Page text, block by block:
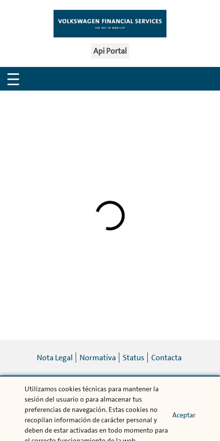
Api Portal
Utilizamos cookies técnicas para mantener la
sesión del usuario o para almacenar tus
preferencias de navegación. Estas cookies no
recopilan información de carácter personal y
deben de estar activadas en todo momento para
Aceptar
Nota Legal Normativa Status Contacta
© Volkswagen Bank 2019
Volkswagen Financial Services es una marca comercializada por Volkswagen Bank
GmbH Sucursal en España. Avda. de Bruselas 34 28108 Alcobendas (Madrid),
Registro Mercantil de la provincia de Madrid. Tomo 16.828, folio 184, hoja M-
287573 Inscrita con el nº 1480 Registro Especial del Banco de España - CIF
W0042741I